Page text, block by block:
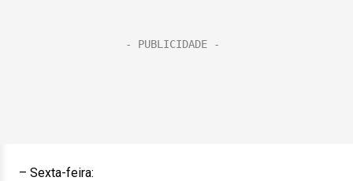
– Sexta-feira: